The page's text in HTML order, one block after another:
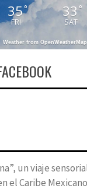
35°
FRI
33 °
SAT
Weather from OpenWeatherMap
un viaje
el Caribe Mexicano